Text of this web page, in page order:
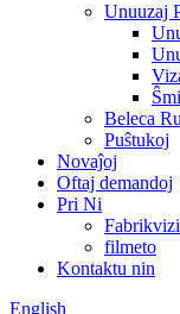
Unuuzaj
Beleca
Puŝtukoj
Novaĵoj
Oftaj demandoj
Pri Ni
filmeto
Kontaktu nin
English